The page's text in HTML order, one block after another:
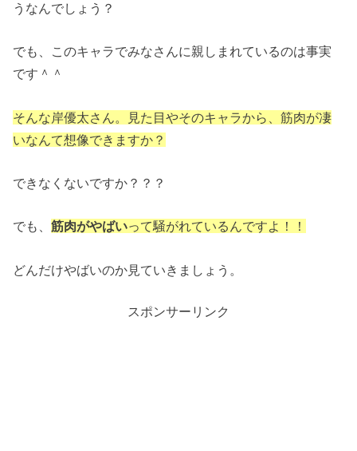
うなんでしょう？
でも、このキャラでみなさんに親しまれているのは事実
です＾＾
そんな岸優太さん。見た目やそのキャラから、筋肉が凄
いなんて想像できますか？
できなくないですか？？？
でも、筋肉がやばいって騒がれているんですよ！！
どんだけやばいのか見ていきましょう。
スポンサーリンク